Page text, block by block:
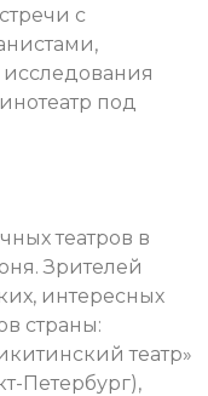
с
под
театров в
Зрителей
интересных
страны:
театр»
Петербург),